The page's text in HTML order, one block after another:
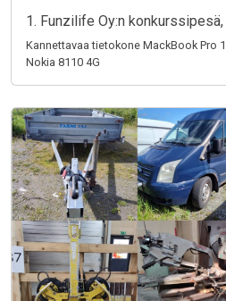
1. Funzilife Oy:n
Kannettavaa tietokone MackBook Pro
Nokia 8110 4G